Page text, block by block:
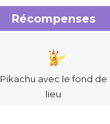
Récompenses
Pikachu avec le fond de
lieu